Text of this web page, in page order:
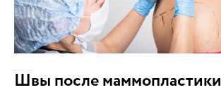
Швы после маммопластики